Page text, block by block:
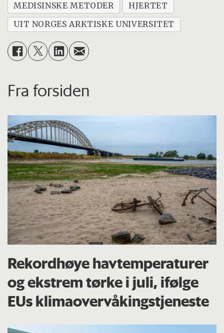
MEDISINSKE METODER
HJERTET
UIT NORGES ARKTISKE UNIVERSITET
Fra forsiden
Rekordhøye havtemperaturer
og ekstrem tørke i juli, ifølge
EUs klima­overvåkings­tjeneste